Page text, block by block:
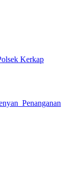
Kerkap
Penanganan